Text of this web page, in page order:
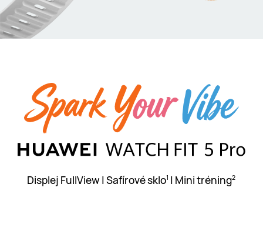
Displej FullView | Safírové sklo1 | Mini tréning2